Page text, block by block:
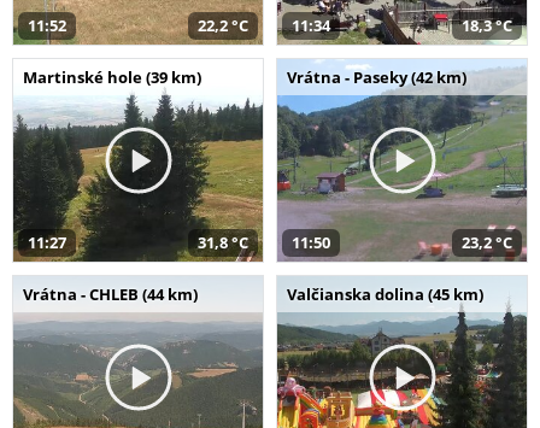
11:52 22,2 °C 11:34 18,3 °C
Martinské hole (39 km)
11:27 31,8 °C
Vrátna - Paseky (42 km)
11:50 23,2 °C
Vrátna - CHLEB (44 km) Valčianska dolina (45 km)